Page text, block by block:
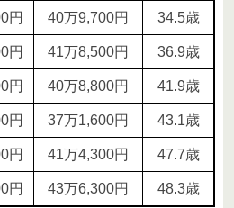
円 40万9,700円 34.5歳
円 41万8,500円 36.9歳
円 40万8,800円 41.9歳
円 37万1,600円 43.1歳
円 41万4,300円 47.7歳
円 43万6,300円 48.3歳